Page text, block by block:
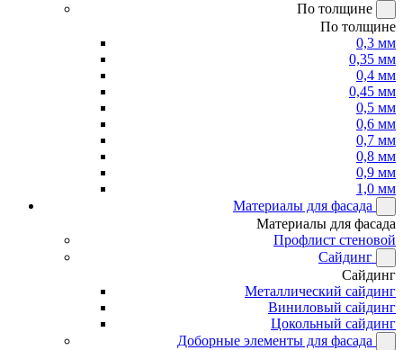
По толщине
По толщине
0,3 мм
0,35 мм
0,4 мм
0,45 мм
0,5 мм
0,6 мм
0,7 мм
0,8 мм
0,9 мм
1,0 мм
Материалы для фасада
Материалы для фасада
Профлист стеновой
Сайдинг
Сайдинг
Металлический сайдинг
Виниловый сайдинг
Цокольный сайдинг
Доборные элементы для фасада